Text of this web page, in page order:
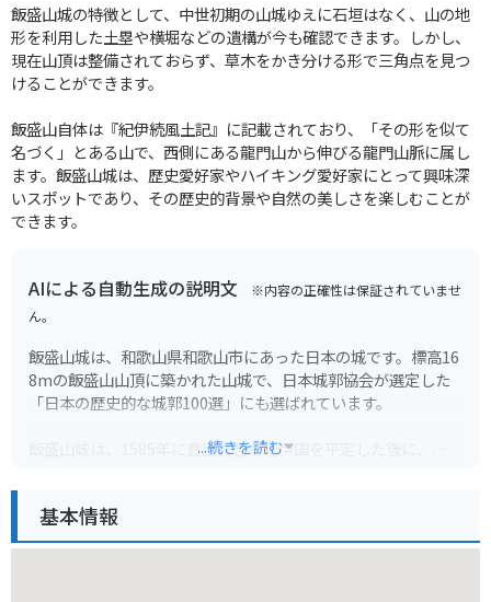
飯盛山城の特徴として、中世初期の山城ゆえに石垣はなく、山の地
形を利用した土塁や横堀などの遺構が今も確認できます。しかし、
現在山頂は整備されておらず、草木をかき分ける形で三角点を見つ
けることができます。
飯盛山自体は『紀伊続風土記』に記載されており、「その形を似て
名づく」とある山で、西側にある龍門山から伸びる龍門山脈に属し
ます。飯盛山城は、歴史愛好家やハイキング愛好家にとって興味深
いスポットであり、その歴史的背景や自然の美しさを楽しむことが
できます。
AIによる自動生成の説明文 ※内容の正確性は保証されていませ
ん。
飯盛山城は、和歌山県和歌山市にあった日本の城です。標高16
8mの飯盛山山頂に築かれた山城で、日本城郭協会が選定した
「日本の歴史的な城郭100選」にも選ばれています。
飯盛山城は、1585年に豊臣秀吉が紀伊国を平定した後に、家臣
現在も石垣や堀などの遺構が残っており、山頂からは和歌山市
...続きを読む
基本情報